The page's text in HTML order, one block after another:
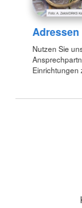
Adressen
Nutzen Sie
Einrichtungen